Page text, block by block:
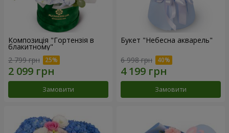
Композиція "Гортензія в
блакитному"
2 799 грн
Замовити
Букет "Небесна акварель"
6 998 грн
Замовити